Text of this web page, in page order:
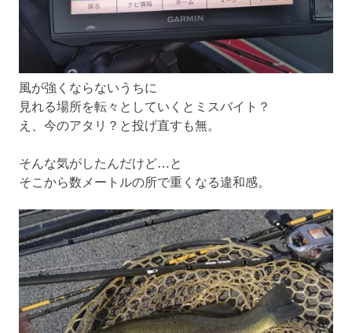
風が強くならないうちに
見れる場所を転々としていくとミスバイト？
え、今のアタリ？と投げ直すも無。
そんな気がしたんだけど…と
そこから数メートルの所で重くなる違和感。